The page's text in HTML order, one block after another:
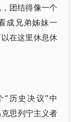
团结得像一个
成兄弟姊妹一
在这里休息休
历史决议”中
思列宁主义者